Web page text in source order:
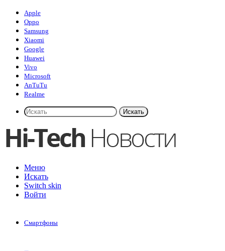
Apple
Oppo
Samsung
Xiaomi
Google
Huawei
Vivo
Microsoft
AnTuTu
Realme
Искать
Меню
Искать
Switch skin
Войти
Смартфоны